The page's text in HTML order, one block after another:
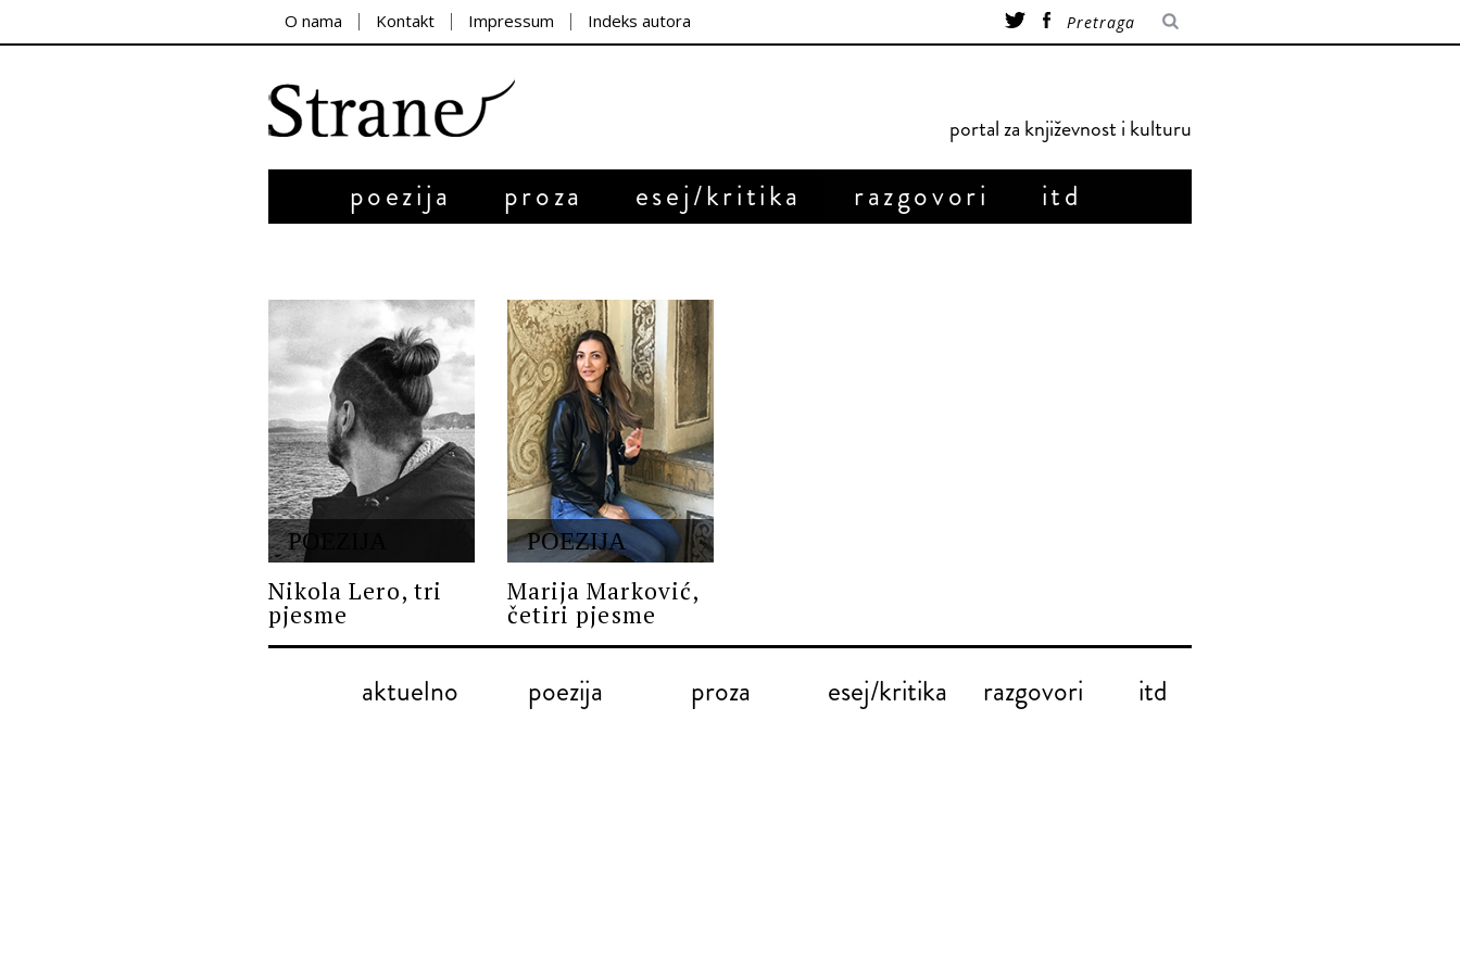
O nama Kontakt Impressum Indeks autora
portal za književnost i kulturu
poezija proza esej/kritika razgovori itd
POEZIJA
Nikola Lero, tri
pjesme
POEZIJA
Marija Marković,
četiri pjesme
aktuelno poezija proza esej/kritika razgovori itd